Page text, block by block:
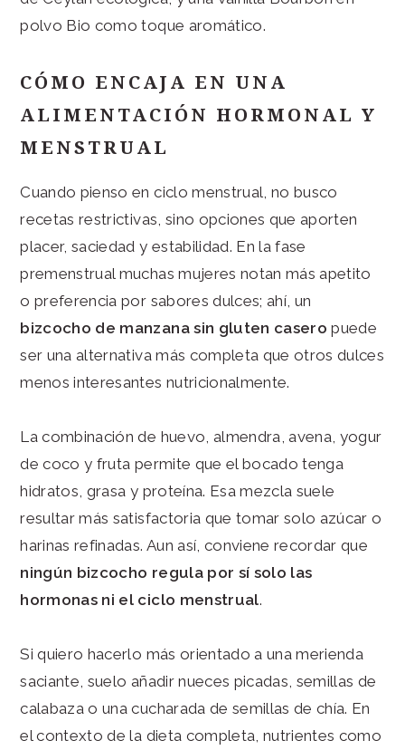
polvo Bio como toque aromático.
CÓMO ENCAJA EN UNA
ALIMENTACIÓN HORMONAL Y
MENSTRUAL
Cuando pienso en ciclo menstrual, no busco
recetas restrictivas, sino opciones que aporten
placer, saciedad y estabilidad. En la fase
premenstrual muchas mujeres notan más apetito
o preferencia por sabores dulces; ahí, un
bizcocho de manzana sin gluten casero puede
ser una alternativa más completa que otros dulces
menos interesantes nutricionalmente.
La combinación de huevo, almendra, avena, yogur
de coco y fruta permite que el bocado tenga
hidratos, grasa y proteína. Esa mezcla suele
resultar más satisfactoria que tomar solo azúcar o
harinas refinadas. Aun así, conviene recordar que
ningún bizcocho regula por sí solo las
hormonas ni el ciclo menstrual.
Si quiero hacerlo más orientado a una merienda
saciante, suelo añadir nueces picadas, semillas de
calabaza o una cucharada de semillas de chía. En
el contexto de la dieta completa, nutrientes como